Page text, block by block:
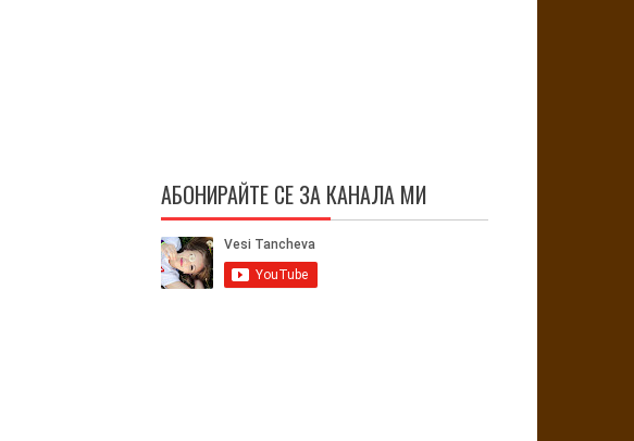
АБОНИРАЙТЕ СЕ ЗА КАНАЛА МИ